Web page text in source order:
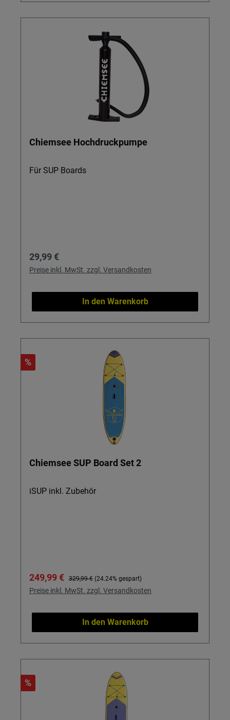
Chiemsee Hochdruckpumpe
Für SUP Boards
Regulärer Preis:
29,99 €
Preise inkl. MwSt. zzgl. Versandkosten
In den Warenkorb
%
Chiemsee SUP Board Set 2
iSUP inkl. Zubehör
Verkaufspreis:
249,99 € Regulärer Preis:
329,99 € (24.24% gespart)
Preise inkl. MwSt. zzgl. Versandkosten
In den Warenkorb
%